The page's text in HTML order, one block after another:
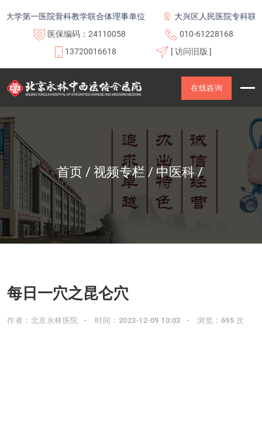
学第一医院骨科教学联合体理事单位
大兴区人民医院专科联盟
医保编码：24110058
010-61228168
13720016618
[ 访问旧版 ]
在线咨询
首页 视频专栏 中医科
每日一穴之昆仑穴
作者：北京永林医院 时间：2023-12-09 10:03 浏览：695 次